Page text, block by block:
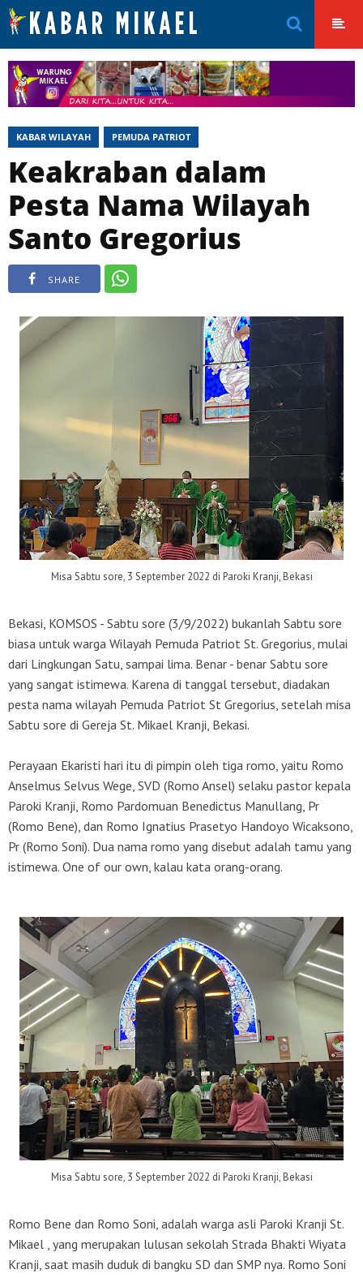
KABAR WILAYAH PEMUDA PATRIOT
Keakraban dalam
Pesta Nama Wilayah
Santo Gregorius
SHARE
Misa Sabtu sore, 3 September 2022 di Paroki Kranji, Bekasi
Bekasi, KOMSOS - Sabtu sore (3/9/2022) bukanlah Sabtu sore
biasa untuk warga Wilayah Pemuda Patriot St. Gregorius, mulai
dari Lingkungan Satu, sampai lima. Benar - benar Sabtu sore
yang sangat istimewa. Karena di tanggal tersebut, diadakan
pesta nama wilayah Pemuda Patriot St Gregorius, setelah misa
Sabtu sore di Gereja St. Mikael Kranji, Bekasi.
Perayaan Ekaristi hari itu di pimpin oleh tiga romo, yaitu Romo
Anselmus Selvus Wege, SVD (Romo Ansel) selaku pastor kepala
Paroki Kranji, Romo Pardomuan Benedictus Manullang, Pr
(Romo Bene), dan Romo Ignatius Prasetyo Handoyo Wicaksono,
Pr (Romo Soni). Dua nama romo yang disebut adalah tamu yang
istimewa. One of our own, kalau kata orang-orang.
Misa Sabtu sore, 3 September 2022 di Paroki Kranji, Bekasi
Romo Bene dan Romo Soni, adalah warga asli Paroki Kranji St.
Mikael , yang merupakan lulusan sekolah Strada Bhakti Wiyata
Kranji, saat masih duduk di bangku SD dan SMP nya. Romo Soni